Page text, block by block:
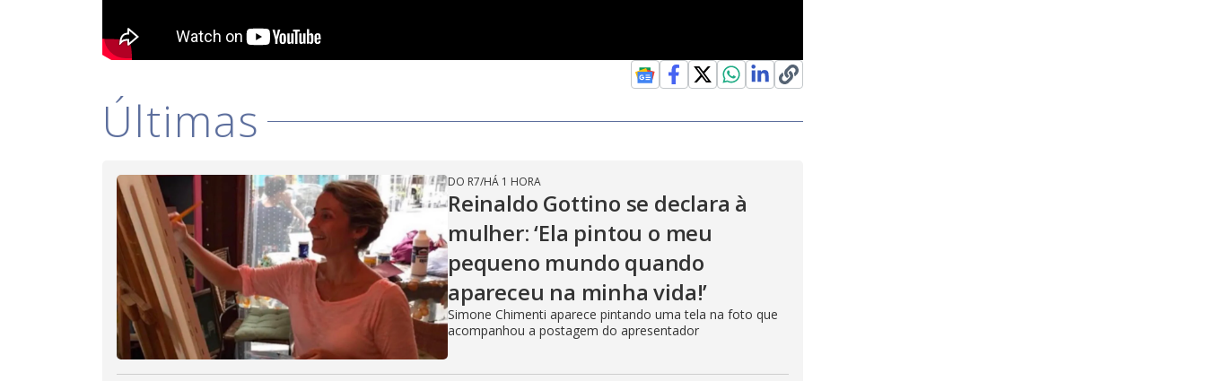
Últimas
DO R7/HÁ 1 HORA
Reinaldo Gottino se declara à
mulher: ‘Ela pintou o meu
pequeno mundo quando
apareceu na minha vida!’
Simone Chimenti aparece pintando uma tela na foto que
acompanhou a postagem do apresentador